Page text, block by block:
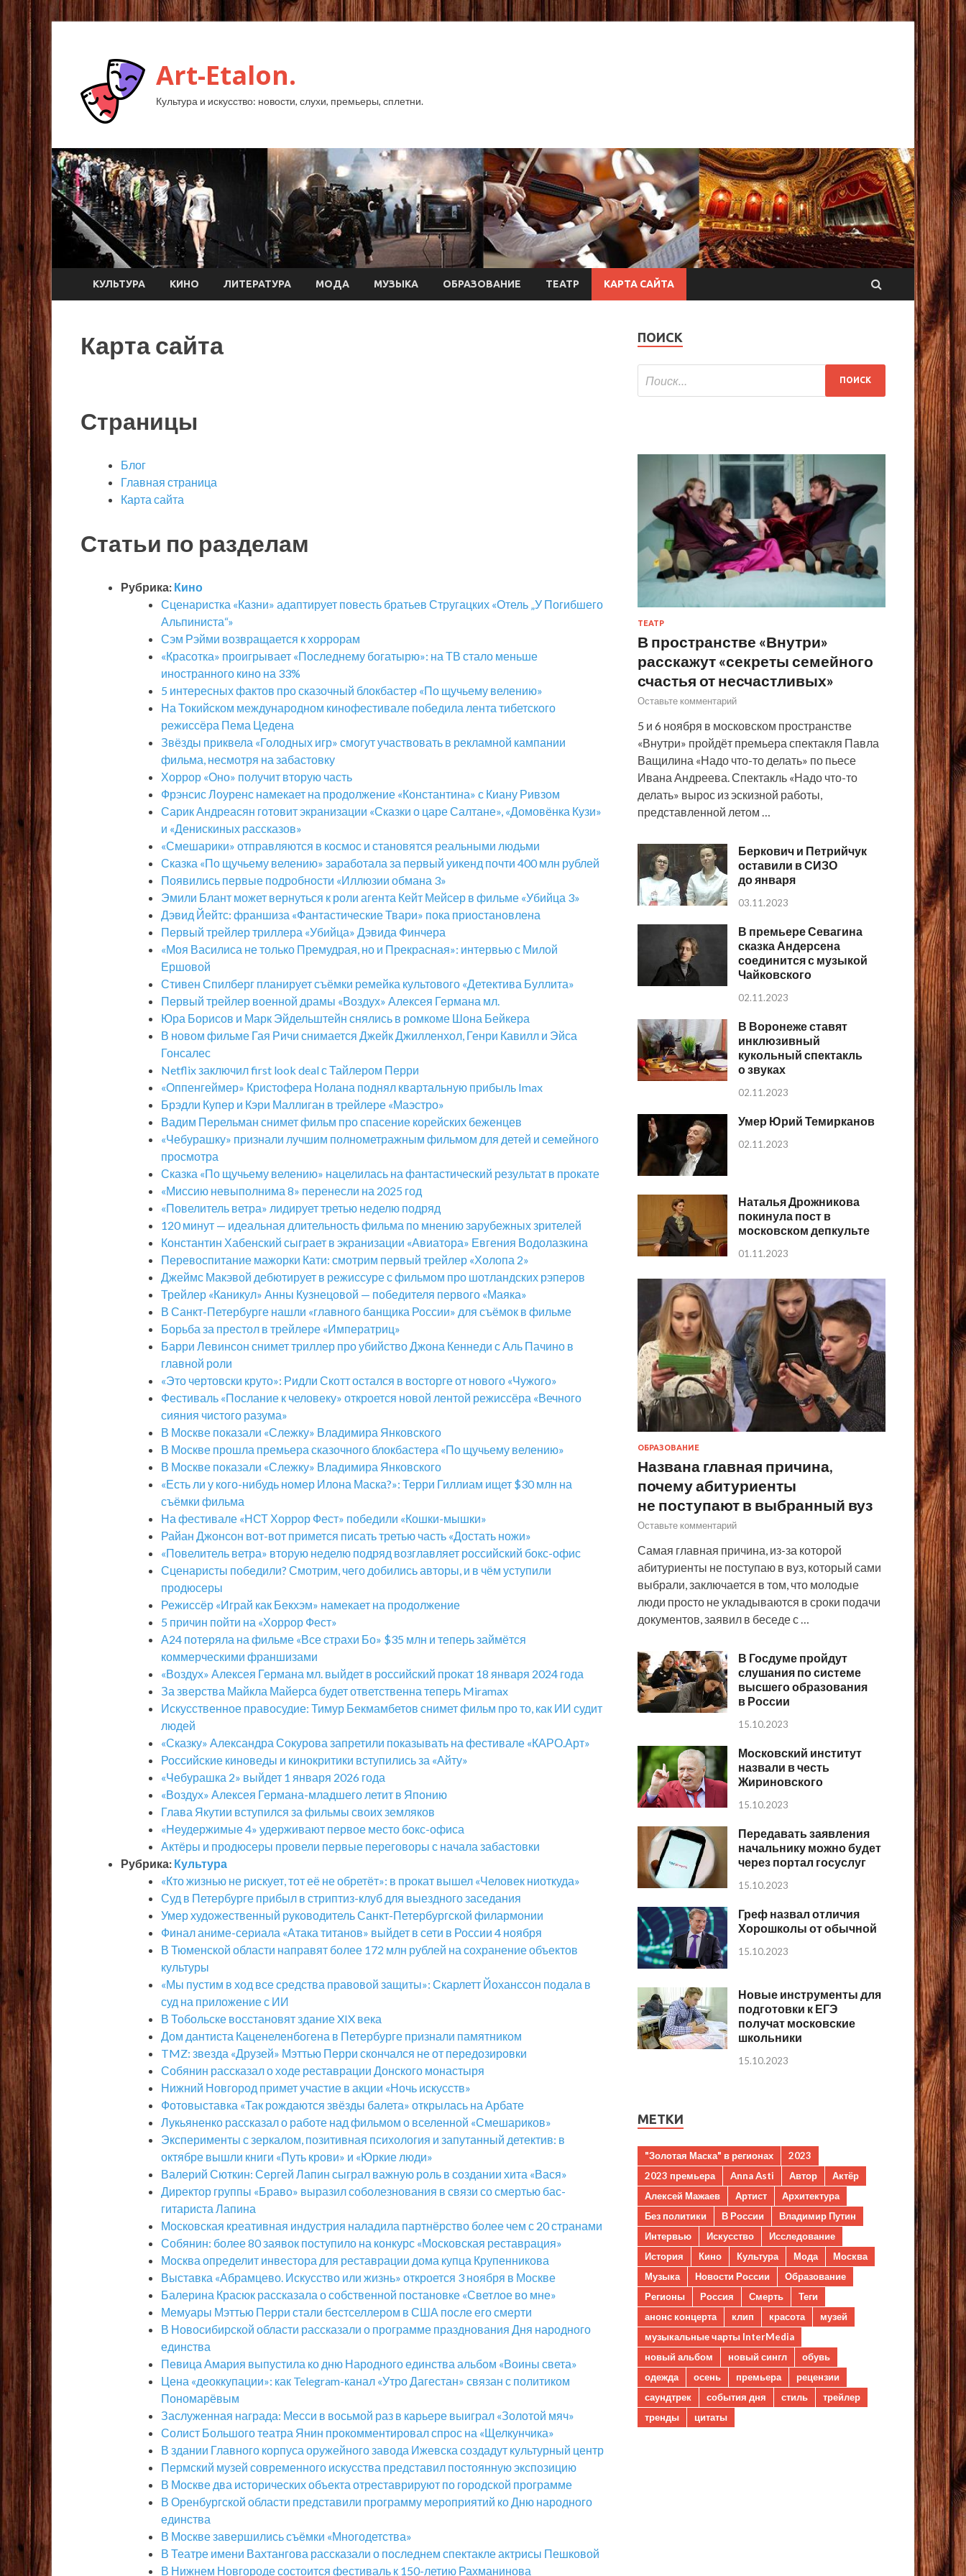
Art-Etalon.
Культура и искусство: новости, слухи, премьеры, сплетни.
КУЛЬТУРА КИНО ЛИТЕРАТУРА МОДА МУЗЫКА ОБРАЗОВАНИЕ ТЕАТР КАРТА САЙТА
Карта сайта
Страницы
Блог
Главная страница
Карта сайта
Статьи по разделам
Рубрика: Кино
Сценаристка «Казни» адаптирует повесть братьев Стругацких «Отель „У Погибшего
Альпиниста“»
Сэм Рэйми возвращается к хоррорам
«Красотка» проигрывает «Последнему богатырю»: на ТВ стало меньше
иностранного кино на 33%
5 интересных фактов про сказочный блокбастер «По щучьему велению»
На Токийском международном кинофестивале победила лента тибетского
режиссёра Пема Цедена
Звёзды приквела «Голодных игр» смогут участвовать в рекламной кампании
фильма, несмотря на забастовку
Хоррор «Оно» получит вторую часть
Фрэнсис Лоуренс намекает на продолжение «Константина» с Киану Ривзом
Сарик Андреасян готовит экранизации «Сказки о царе Салтане», «Домовёнка Кузи»
и «Денискиных рассказов»
«Смешарики» отправляются в космос и становятся реальными людьми
Сказка «По щучьему велению» заработала за первый уикенд почти 400 млн рублей
Появились первые подробности «Иллюзии обмана 3»
Эмили Блант может вернуться к роли агента Кейт Мейсер в фильме «Убийца 3»
Дэвид Йейтс: франшиза «Фантастические Твари» пока приостановлена
Первый трейлер триллера «Убийца» Дэвида Финчера
«Моя Василиса не только Премудрая, но и Прекрасная»: интервью с Милой
Ершовой
Стивен Спилберг планирует съёмки ремейка культового «Детектива Буллита»
Первый трейлер военной драмы «Воздух» Алексея Германа мл.
Юра Борисов и Марк Эйдельштейн снялись в ромкоме Шона Бейкера
В новом фильме Гая Ричи снимается Джейк Джилленхол, Генри Кавилл и Эйса
Гонсалес
Netflix заключил first look deal с Тайлером Перри
«Оппенгеймер» Кристофера Нолана поднял квартальную прибыль Imax
Брэдли Купер и Кэри Маллиган в трейлере «Маэстро»
Вадим Перельман снимет фильм про спасение корейских беженцев
«Чебурашку» признали лучшим полнометражным фильмом для детей и семейного
просмотра
Сказка «По щучьему велению» нацелилась на фантастический результат в прокате
«Миссию невыполнима 8» перенесли на 2025 год
«Повелитель ветра» лидирует третью неделю подряд
120 минут — идеальная длительность фильма по мнению зарубежных зрителей
Константин Хабенский сыграет в экранизации «Авиатора» Евгения Водолазкина
Перевоспитание мажорки Кати: смотрим первый трейлер «Холопа 2»
Джеймс Макэвой дебютирует в режиссуре с фильмом про шотландских рэперов
Трейлер «Каникул» Анны Кузнецовой — победителя первого «Маяка»
В Санкт-Петербурге нашли «главного банщика России» для съёмок в фильме
Борьба за престол в трейлере «Императриц»
Барри Левинсон снимет триллер про убийство Джона Кеннеди с Аль Пачино в
главной роли
«Это чертовски круто»: Ридли Скотт остался в восторге от нового «Чужого»
Фестиваль «Послание к человеку» откроется новой лентой режиссёра «Вечного
сияния чистого разума»
В Москве показали «Слежку» Владимира Янковского
В Москве прошла премьера сказочного блокбастера «По щучьему велению»
В Москве показали «Слежку» Владимира Янковского
«Есть ли у кого-нибудь номер Илона Маска?»: Терри Гиллиам ищет $30 млн на
съёмки фильма
На фестивале «НСТ Хоррор Фест» победили «Кошки-мышки»
Райан Джонсон вот-вот примется писать третью часть «Достать ножи»
«Повелитель ветра» вторую неделю подряд возглавляет российский бокс-офис
Сценаристы победили? Смотрим, чего добились авторы, и в чём уступили
продюсеры
Режиссёр «Играй как Бекхэм» намекает на продолжение
5 причин пойти на «Хоррор Фест»
А24 потеряла на фильме «Все страхи Бо» $35 млн и теперь займётся
коммерческими франшизами
«Воздух» Алексея Германа мл. выйдет в российский прокат 18 января 2024 года
За зверства Майкла Майерса будет ответственна теперь Miramax
Искусственное правосудие: Тимур Бекмамбетов снимет фильм про то, как ИИ судит
людей
«Сказку» Александра Сокурова запретили показывать на фестивале «КАРО.Арт»
Российские киноведы и кинокритики вступились за «Айту»
«Чебурашка 2» выйдет 1 января 2026 года
«Воздух» Алексея Германа-младшего летит в Японию
Глава Якутии вступился за фильмы своих земляков
«Неудержимые 4» удерживают первое место бокс-офиса
Актёры и продюсеры провели первые переговоры с начала забастовки
Рубрика: Культура
«Кто жизнью не рискует, тот её не обретёт»: в прокат вышел «Человек ниоткуда»
Суд в Петербурге прибыл в стриптиз-клуб для выездного заседания
Умер художественный руководитель Санкт-Петербургской филармонии
Финал аниме-сериала «Атака титанов» выйдет в сети в России 4 ноября
В Тюменской области направят более 172 млн рублей на сохранение объектов
культуры
«Мы пустим в ход все средства правовой защиты»: Скарлетт Йоханссон подала в
суд на приложение с ИИ
В Тобольске восстановят здание XIX века
Дом дантиста Каценеленбогена в Петербурге признали памятником
TMZ: звезда «Друзей» Мэттью Перри скончался не от передозировки
Собянин рассказал о ходе реставрации Донского монастыря
Нижний Новгород примет участие в акции «Ночь искусств»
Фотовыставка «Так рождаются звёзды балета» открылась на Арбате
Лукьяненко рассказал о работе над фильмом о вселенной «Смешариков»
Эксперименты с зеркалом, позитивная психология и запутанный детектив: в
октябре вышли книги «Путь крови» и «Юркие люди»
Валерий Сюткин: Сергей Лапин сыграл важную роль в создании хита «Вася»
Директор группы «Браво» выразил соболезнования в связи со смертью бас-
гитариста Лапина
Московская креативная индустрия наладила партнёрство более чем с 20 странами
Собянин: более 80 заявок поступило на конкурс «Московская реставрация»
Москва определит инвестора для реставрации дома купца Крупенникова
Выставка «Абрамцево. Искусство или жизнь» откроется 3 ноября в Москве
Балерина Красюк рассказала о собственной постановке «Светлое во мне»
Мемуары Мэттью Перри стали бестселлером в США после его смерти
В Новосибирской области рассказали о программе празднования Дня народного
единства
Певица Амария выпустила ко дню Народного единства альбом «Воины света»
Цена «деоккупации»: как Telegram-канал «Утро Дагестан» связан с политиком
Пономарёвым
Заслуженная награда: Месси в восьмой раз в карьере выиграл «Золотой мяч»
Солист Большого театра Янин прокомментировал спрос на «Щелкунчика»
В здании Главного корпуса оружейного завода Ижевска создадут культурный центр
Пермский музей современного искусства представил постоянную экспозицию
В Москве два исторических объекта отреставрируют по городской программе
В Оренбургской области представили программу мероприятий ко Дню народного
единства
В Москве завершились съёмки «Многодетства»
В Театре имени Вахтангова рассказали о последнем спектакле актрисы Пешковой
В Нижнем Новгороде состоится фестиваль к 150-летию Рахманинова
ПОИСК
ТЕАТР
В пространстве «Внутри»
расскажут «секреты семейного
счастья от несчастливых»
Оставьте комментарий
5 и 6 ноября в московском пространстве
«Внутри» пройдёт премьера спектакля Павла
Ващилина «Надо что-то делать» по пьесе
Ивана Андреева. Спектакль «Надо что-то
делать» вырос из эскизной работы,
представленной летом …
Беркович и Петрийчук
оставили в СИЗО
до января
03.11.2023
В премьере Севагина
сказка Андерсена
соединится с музыкой
Чайковского
02.11.2023
В Воронеже ставят
инклюзивный
кукольный спектакль
о звуках
02.11.2023
Умер Юрий Темирканов
02.11.2023
Наталья Дрожникова
покинула пост в
московском депкульте
01.11.2023
ОБРАЗОВАНИЕ
Названа главная причина,
почему абитуриенты
не поступают в выбранный вуз
Оставьте комментарий
Самая главная причина, из-за которой
абитуриенты не поступаю в вуз, который сами
выбрали, заключается в том, что молодые
люди просто не укладываются в сроки подачи
документов, заявил в беседе с …
В Госдуме пройдут
слушания по системе
высшего образования
в России
15.10.2023
Московский институт
назвали в честь
Жириновского
15.10.2023
Передавать заявления
начальнику можно будет
через портал госуслуг
15.10.2023
Греф назвал отличия
Хорошколы от обычной
15.10.2023
Новые инструменты для
подготовки к ЕГЭ
получат московские
школьники
15.10.2023
МЕТКИ
"Золотая Маска" в регионах
2023
2023 премьера
Anna Asti Автор
Актёр
Алексей Мажаев
Артист
Архитектура
Без политики
В России
Владимир Путин
Интервью
Искусство
Исследование
История
Кино Культура Мода
Москва
Музыка
Новости России
Образование
Регионы
Россия Смерть
Теги
анонс концерта
клип красота
музей
музыкальные чарты InterMedia
новый альбом
новый сингл
обувь
одежда
осень премьера
рецензии
саундтрек
события дня стиль
трейлер
тренды
цитаты